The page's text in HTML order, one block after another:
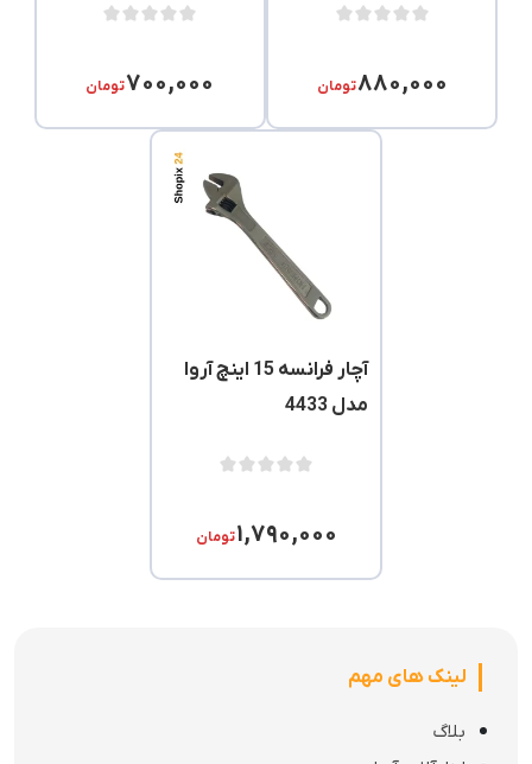
۸۸۰,۰۰۰تومان ۷۰۰,۰۰۰تومان
آچار فرانسه 15 اینچ آروا
مدل 4433
۱,۷۹۰,۰۰۰تومان
لینک های مهم
بلاگ